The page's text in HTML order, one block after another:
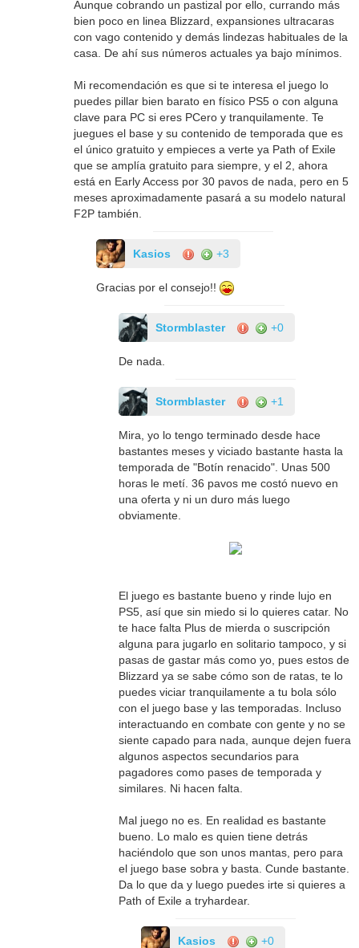
Aunque cobrando un pastizal por ello, currando más
bien poco en linea Blizzard, expansiones ultracaras
con vago contenido y demás lindezas habituales de la
casa. De ahí sus números actuales ya bajo mínimos.
Mi recomendación es que si te interesa el juego lo
puedes pillar bien barato en físico PS5 o con alguna
clave para PC si eres PCero y tranquilamente. Te
juegues el base y su contenido de temporada que es
el único gratuito y empieces a verte ya Path of Exile
que se amplía gratuito para siempre, y el 2, ahora
está en Early Access por 30 pavos de nada, pero en 5
meses aproximadamente pasará a su modelo natural
F2P también.
Kasios +3
Gracias por el consejo!!
Stormblaster +0
De nada.
Stormblaster +1
Mira, yo lo tengo terminado desde hace
bastantes meses y viciado bastante hasta la
temporada de "Botín renacido". Unas 500
horas le metí. 36 pavos me costó nuevo en
una oferta y ni un duro más luego
obviamente.
El juego es bastante bueno y rinde lujo en
PS5, así que sin miedo si lo quieres catar. No
te hace falta Plus de mierda o suscripción
alguna para jugarlo en solitario tampoco, y si
pasas de gastar más como yo, pues estos de
Blizzard ya se sabe cómo son de ratas, te lo
puedes viciar tranquilamente a tu bola sólo
con el juego base y las temporadas. Incluso
interactuando en combate con gente y no se
siente capado para nada, aunque dejen fuera
algunos aspectos secundarios para
pagadores como pases de temporada y
similares. Ni hacen falta.
Mal juego no es. En realidad es bastante
bueno. Lo malo es quien tiene detrás
haciéndolo que son unos mantas, pero para
el juego base sobra y basta. Cunde bastante.
Da lo que da y luego puedes irte si quieres a
Path of Exile a tryhardear.
Kasios +0